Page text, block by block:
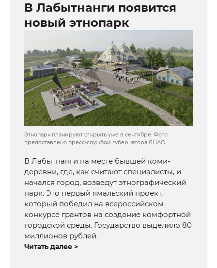
В Лабытнанги появится
новый этнопарк
Этнопарк планируют открыть уже в сентябре. Фото
предоставлено пресс-службой губернатора ЯНАО
В Лабытнанги на месте бывшей коми-
деревни, где, как считают специалисты, и
начался город, возведут этнографический
парк. Это первый ямальский проект,
который победил на всероссийском
конкурсе грантов на создание комфортной
городской среды. Государство выделило 80
миллионов рублей.
Читать далее >